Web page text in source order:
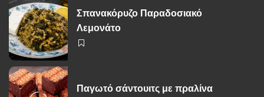
by
Σπανακόρυζο Παραδοσιακό
Λεμονάτο
Παγωτό σάντουιτς με πραλίνα